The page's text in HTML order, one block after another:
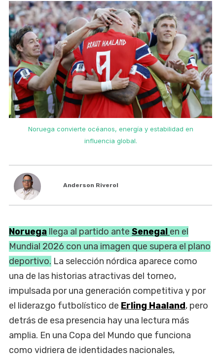
Noruega convierte océanos, energía y estabilidad en
influencia global.
Anderson Riverol
Noruega llega al partido ante Senegal en el
Mundial 2026 con una imagen que supera el plano
deportivo. La selección nórdica aparece como
una de las historias atractivas del torneo,
impulsada por una generación competitiva y por
el liderazgo futbolístico de Erling Haaland, pero
detrás de esa presencia hay una lectura más
amplia. En una Copa del Mundo que funciona
como vidriera de identidades nacionales,